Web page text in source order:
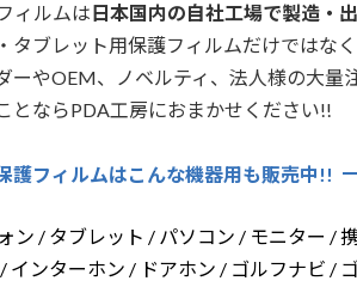
ィルムは 日本国内の自社工場で製造・
タブレット用保護フィルムだけではな
ーやOEM、ノベルティ、法人様の大量
とならPDA工房におまかせください!!
護フィルムはこんな機器用も販売中!!
ン / タブレット / パソコン / モニター /
インターホン / ドアホン / ゴルフナビ /